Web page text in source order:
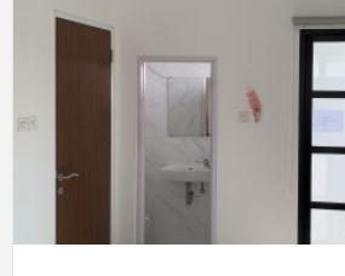
Kacang
Residence